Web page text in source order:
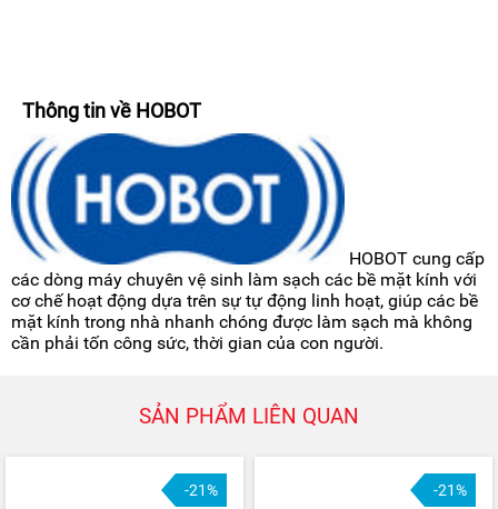
Thông tin về HOBOT
HOBOT cung cấp
các dòng máy chuyên vệ sinh làm sạch các bề mặt kính với
cơ chế hoạt động dựa trên sự tự động linh hoạt, giúp các bề
mặt kính trong nhà nhanh chóng được làm sạch mà không
cần phải tốn công sức, thời gian của con người.
SẢN PHẨM LIÊN QUAN
-21% -21%